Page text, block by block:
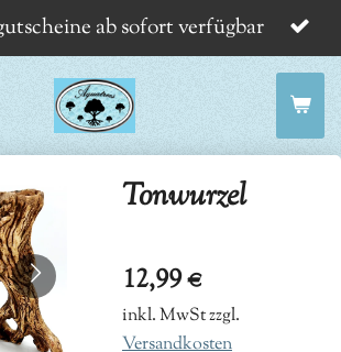
ab sofort verfügbar
Tonwurzel
12,99 €
inkl. MwSt zzgl.
Versandkosten